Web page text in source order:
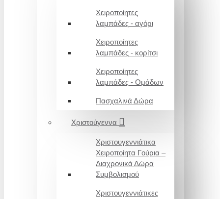
Χειροποίητες
λαμπάδες - αγόρι
Χειροποίητες
λαμπάδες - κορίτσι
Χειροποίητες
λαμπάδες - Ομάδων
Πασχαλινά Δώρα
Χριστούγεννα
Χριστουγεννιάτικα
Χειροποίητα Γούρια –
Διαχρονικά Δώρα
Συμβολισμού
Χριστουγεννιάτικες